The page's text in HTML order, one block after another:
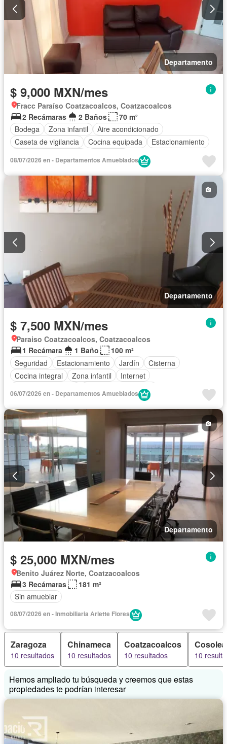
Departamento
$ 9,000 MXN/mes
Fracc Paraíso Coatzacoalcos, Coatzacoalcos
2 Recámaras
2 Baños
70 m²
Bodega
Zona infantil
Aire acondicionado
Caseta de vigilancia
Cocina equipada
Estacionamiento
Completamente amueblado
08/07/2026 en - Departamentos Amueblados
Departamento
$ 7,500 MXN/mes
Paraiso Coatzacoalcos, Coatzacoalcos
1 Recámara
1 Baño
100 m²
Seguridad
Estacionamiento Jardín
Cisterna
Cocina integral
Zona infantil
Internet
Recámara con closet
Caseta de vigilancia
Permite mascotas
Completamente amueblado
06/07/2026 en - Departamentos Amueblados
Departamento
$ 25,000 MXN/mes
Benito Juárez Norte, Coatzacoalcos
3 Recámaras
181 m²
Sin amueblar
08/07/2026 en - Inmobiliaria Arlette Flores
Zaragoza
10 resultados
Chinameca
10 resultados
Coatzacoalcos
10 resultados 10
Hemos ampliado tu búsqueda y creemos que estas
propiedades te podrían interesar